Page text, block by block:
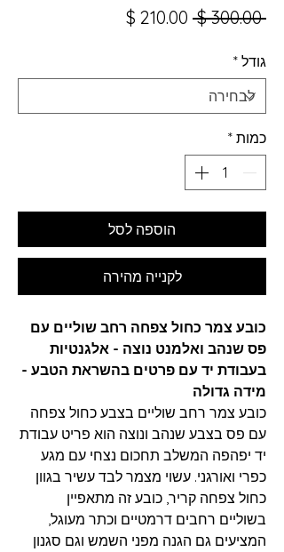
‏300.00 ‏$
מחיר
מחיר
גודל *
כמות *
הוספה לסל
לקנייה מהירה
כובע צמר כחול צפחה רחב שוליים עם
פס שנהב ואלמנט נוצה - אלגנטיות
בעבודת יד עם פרטים בהשראת הטבע -
מידה גדולה
כובע צמר רחב שוליים בצבע כחול צפחה
עם פס בצבע שנהב ונוצה הוא פריט עבודת
יד יפהפה המשלב תחכום נצחי עם מגע
כפרי ואורגני. עשוי מצמר לבד עשיר בגוון
כחול צפחה קריר, כובע זה מתאפיין
בשוליים רחבים דרמטיים וכתר מעוגל,
המציעים גם הגנה מפני השמש וגם סגנון